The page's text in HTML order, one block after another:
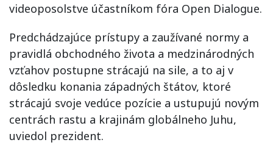
videoposolstve účastníkom fóra Open Dialogue.
Predchádzajúce prístupy a zaužívané normy a
pravidlá obchodného života a medzinárodných
vzťahov postupne strácajú na sile, a to aj v
dôsledku konania západných štátov, ktoré
strácajú svoje vedúce pozície a ustupujú novým
centrách rastu a krajinám globálneho Juhu,
uviedol prezident.